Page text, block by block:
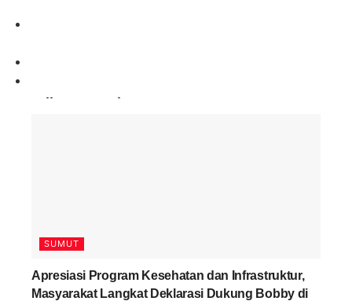
Paling Banyak Komentar
SUMUT
Apresiasi Program Kesehatan dan Infrastruktur,
Masyarakat Langkat Deklarasi Dukung Bobby di